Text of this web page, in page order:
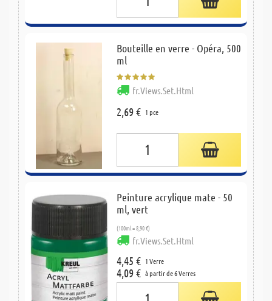
Bouteille en verre - Opéra, 500
ml
fr.Views.Set.Html
2,69 € 1 pce
Peinture acrylique mate - 50
ml, vert
(100ml = 8,90 €)
fr.Views.Set.Html
4,45 € 1 Verre
4,09 € à partir de 6 Verres